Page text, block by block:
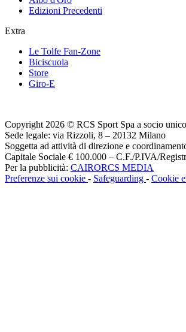
Edizioni Precedenti
Extra
Le Tolfe Fan-Zone
Biciscuola
Store
Giro-E
Copyright 2026 © RCS Sport Spa a socio unico
Sede legale: via Rizzoli, 8 – 20132 Milano
Soggetta ad attività di direzione e
Capitale Sociale € 100.000 – C.F./P.IVA/
Per la pubblicità: CAIRORCS MEDIA
Preferenze sui cookie - Safeguarding - Cookie